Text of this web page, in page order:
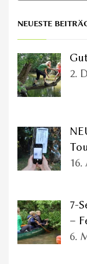
NEUESTE
2.
7-
–
6.